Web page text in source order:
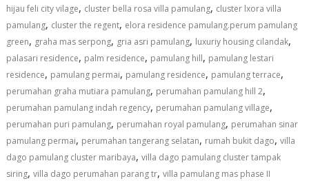
hijau feli city vilage, cluster bella rosa villa pamulang, cluster lxora villa
pamulang, cluster the regent, elora residence pamulang.perum pamulang
green, graha mas serpong, gria asri pamulang, luxuriy housing cilandak,
palasari residence, palm residence, pamulang hill, pamulang lestari
residence, pamulang permai, pamulang residence, pamulang terrace,
perumahan graha mutiara pamulang, perumahan pamulang hill 2,
perumahan pamulang indah regency, perumahan pamulang village,
perumahan puri pamulang, perumahan royal pamulang, perumahan sinar
pamulang permai, perumahan tangerang selatan, rumah bukit dago,villa
dago pamulang cluster maribaya,villa dago pamulang cluster tampak
siring,villa dago perumahan parang tr,villa pamulang mas phase II